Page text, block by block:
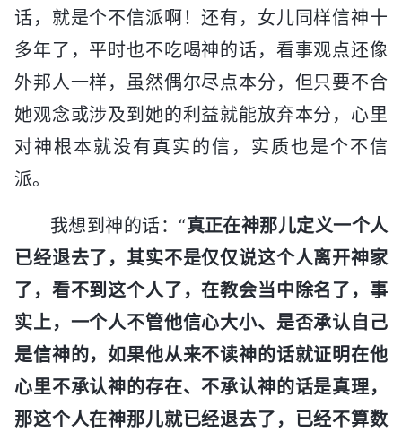
话，就是个不信派啊！还有，女儿同样信神十
多年了，平时也不吃喝神的话，看事观点还像
外邦人一样，虽然偶尔尽点本分，但只要不合
她观念或涉及到她的利益就能放弃本分，心里
对神根本就没有真实的信，实质也是个不信
派。
我想到神的话：“真正在神那儿定义一个人
已经退去了，其实不是仅仅说这个人离开神家
了，看不到这个人了，在教会当中除名了，事
实上，一个人不管他信心大小、是否承认自己
是信神的，如果他从来不读神的话就证明在他
心里不承认神的存在、不承认神的话是真理，
那这个人在神那儿就已经退去了，已经不算数